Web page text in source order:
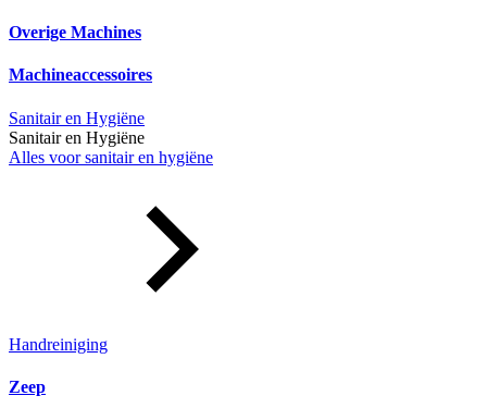
Overige Machines
Machineaccessoires
Sanitair en Hygiëne
Sanitair en Hygiëne
Alles voor sanitair en hygiëne
Handreiniging
Zeep